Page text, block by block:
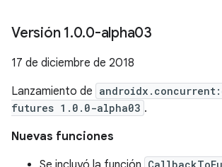
Versión 1.0.0-alpha03
17 de diciembre de 2018
Lanzamiento de
futures 1.0.0-alpha03 .
Nuevas funciones